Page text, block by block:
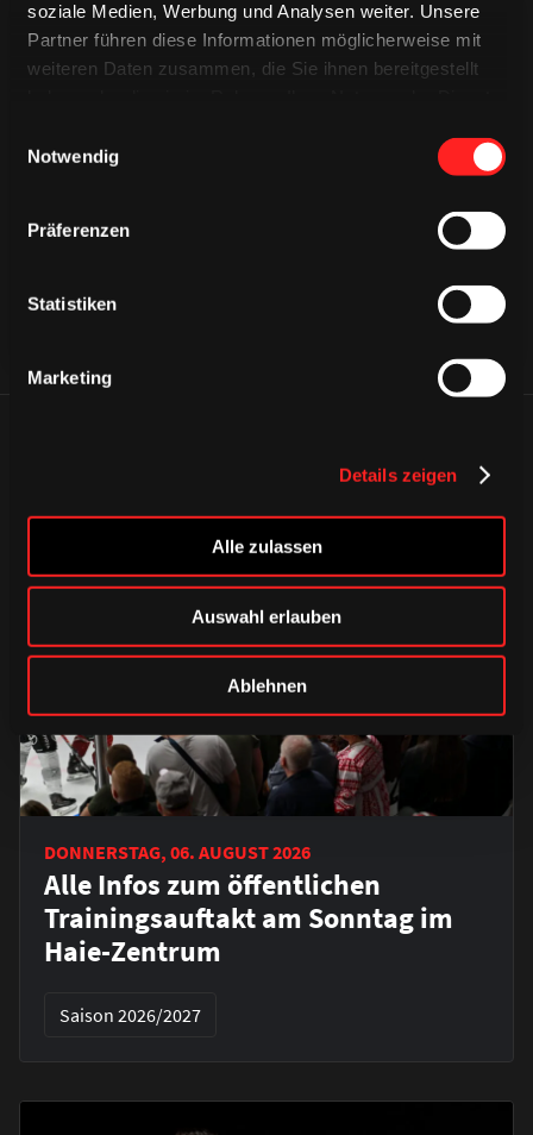
soziale Medien, Werbung und Analysen weiter. Unsere
Partner führen diese Informationen möglicherweise mit
weiteren Daten zusammen, die Sie ihnen bereitgestellt
Notwendig
Präferenzen
Statistiken
Marketing
Details zeigen
Alle zulassen
Auswahl erlauben
Ablehnen
DONNERSTAG, 06. AUGUST 2026
Alle Infos zum öffentlichen
Trainingsauftakt am Sonntag im
Haie-Zentrum
Saison 2026/2027